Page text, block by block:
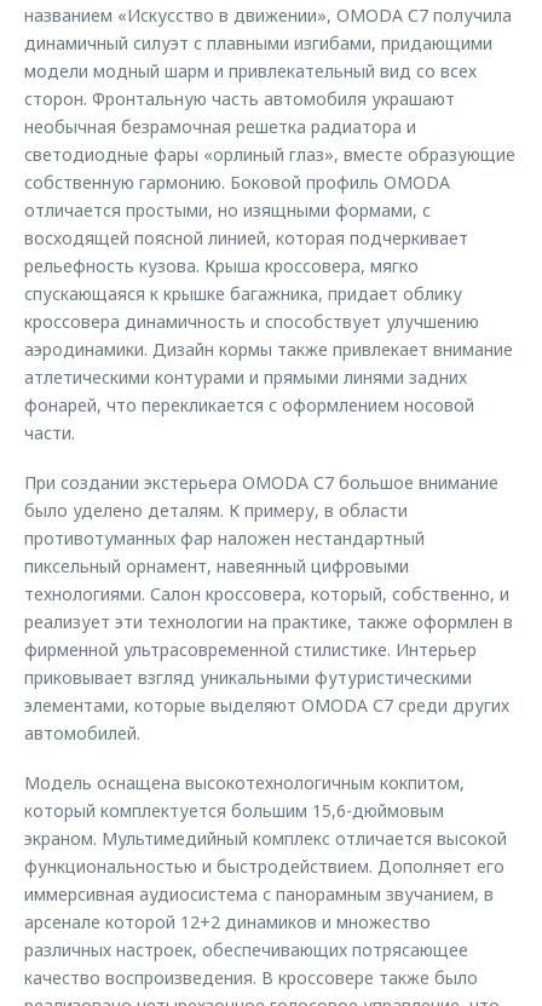
названием «Искусство в движении», OMODA С7 получила
динамичный силуэт с плавными изгибами, придающими
модели модный шарм и привлекательный вид со всех
сторон. Фронтальную часть автомобиля украшают
необычная безрамочная решетка радиатора и
светодиодные фары «орлиный глаз», вместе образующие
собственную гармонию. Боковой профиль OMODA
отличается простыми, но изящными формами, с
восходящей поясной линией, которая подчеркивает
рельефность кузова. Крыша кроссовера, мягко
спускающаяся к крышке багажника, придает облику
кроссовера динамичность и способствует улучшению
аэродинамики. Дизайн кормы также привлекает внимание
атлетическими контурами и прямыми линями задних
фонарей, что перекликается с оформлением носовой
части.
При создании экстерьера OMODA С7 большое внимание
было уделено деталям. К примеру, в области
противотуманных фар наложен нестандартный
пиксельный орнамент, навеянный цифровыми
технологиями. Салон кроссовера, который, собственно, и
реализует эти технологии на практике, также оформлен в
фирменной ультрасовременной стилистике. Интерьер
приковывает взгляд уникальными футуристическими
элементами, которые выделяют OMODA С7 среди других
автомобилей.
Модель оснащена высокотехнологичным кокпитом,
который комплектуется большим 15,6-дюймовым
экраном. Мультимедийный комплекс отличается высокой
функциональностью и быстродействием. Дополняет его
иммерсивная аудиосистема с панорамным звучанием, в
арсенале которой 12+2 динамиков и множество
различных настроек, обеспечивающих потрясающее
качество воспроизведения. В кроссовере также было